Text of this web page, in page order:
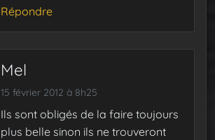
Répondre
Mel
15 février 2012 à 8h25
Ils sont obligés de la faire toujours
plus belle sinon ils ne trouveront